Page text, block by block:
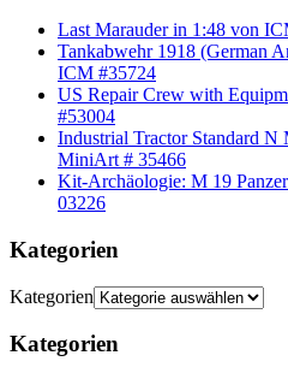
Last Marauder in 1:48 von
Tankabwehr 1918 (German
ICM #35724
US Repair Crew with
#53004
Industrial Tractor Standard
MiniArt # 35466
Kit-Archäologie: M 19
03226
Kategorien
Kategorien
Kategorien